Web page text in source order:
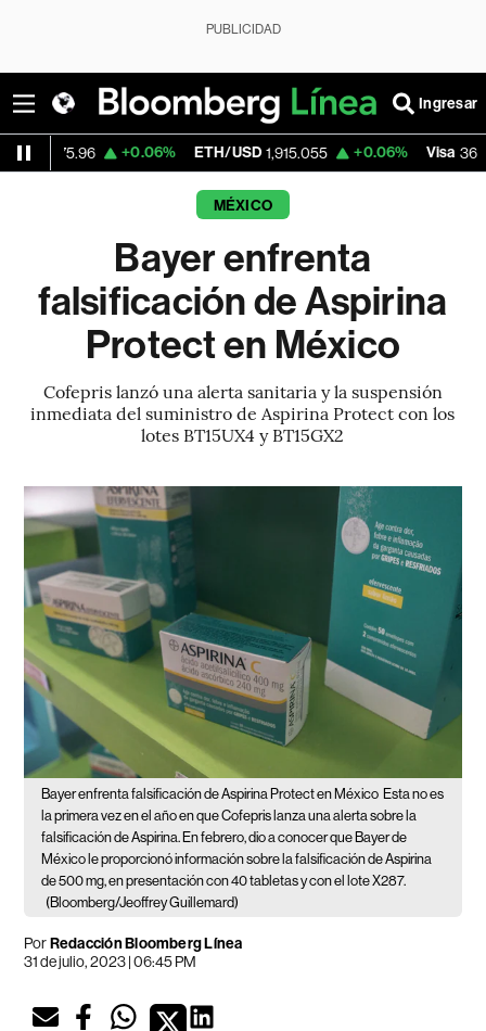
PUBLICIDAD
Ingresar
+0.06% ETH/USD 1,915.055 +0.06% Visa 362.50 -
MÉXICO
Bayer enfrenta
falsificación de Aspirina
Protect en México
Cofepris lanzó una alerta sanitaria y la suspensión
inmediata del suministro de Aspirina Protect con los
lotes BT15UX4 y BT15GX2
Bayer enfrenta falsificación de Aspirina Protect en México Esta no es
la primera vez en el año en que Cofepris lanza una alerta sobre la
falsificación de Aspirina. En febrero, dio a conocer que Bayer de
México le proporcionó información sobre la falsificación de Aspirina
de 500 mg, en presentación con 40 tabletas y con el lote X287.
(Bloomberg/Jeoffrey Guillemard)
PorRedacción Bloomberg Línea
31 de julio, 2023 | 06:45 PM